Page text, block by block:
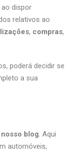
dispor
relativos ao
, compras,
poderá decidir se
a sua
blog. Aqui
automóveis,